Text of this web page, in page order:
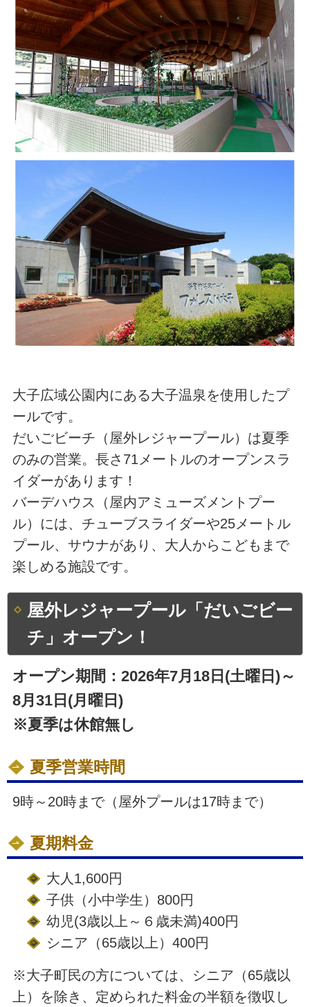
大子広域公園内にある大子温泉を使用したプ
ールです。
だいごビーチ（屋外レジャープール）は夏季
のみの営業。長さ71メートルのオープンスラ
イダーがあります！
バーデハウス（屋内アミューズメントプー
ル）には、チューブスライダーや25メートル
プール、サウナがあり、大人からこどもまで
楽しめる施設です。
屋外レジャープール「だいごビー
チ」オープン！
オープン期間：2026年7月18日(土曜日)～
8月31日(月曜日)
※夏季は休館無し
夏季営業時間
9時～20時まで（屋外プールは17時まで）
夏期料金
大人1,600円
子供（小中学生）800円
幼児(3歳以上～６歳未満)400円
シニア（65歳以上）400円
※大子町民の方については、シニア（65歳以
上）を除き、定められた料金の半額を徴収し